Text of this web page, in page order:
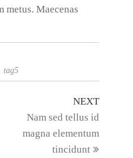
metus. Maecenas
tag5
NEXT
Nam sed tellus id
magna elementum
tincidunt